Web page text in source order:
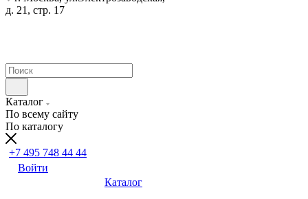
д. 21, стр. 17
Каталог
По всему сайту
По каталогу
+7 495 748 44 44
Войти
Каталог